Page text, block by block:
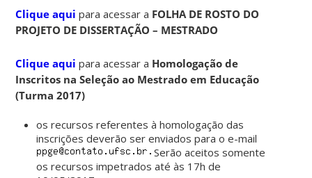
Clique aqui para acessar a FOLHA DE ROSTO DO
PROJETO DE DISSERTAÇÃO – MESTRADO
Clique aqui para acessar a Homologação de
Inscritos na Seleção ao Mestrado em Educação
(Turma 2017)
os recursos referentes à homologação das
inscrições deverão ser enviados para o e-mail
Serão aceitos somente
os recursos impetrados até às 17h de